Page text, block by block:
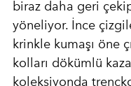
biraz daha geri
yöneliyor. İnce
krinkle kumaşı öne
kolları dökümlü
koleksiyonda